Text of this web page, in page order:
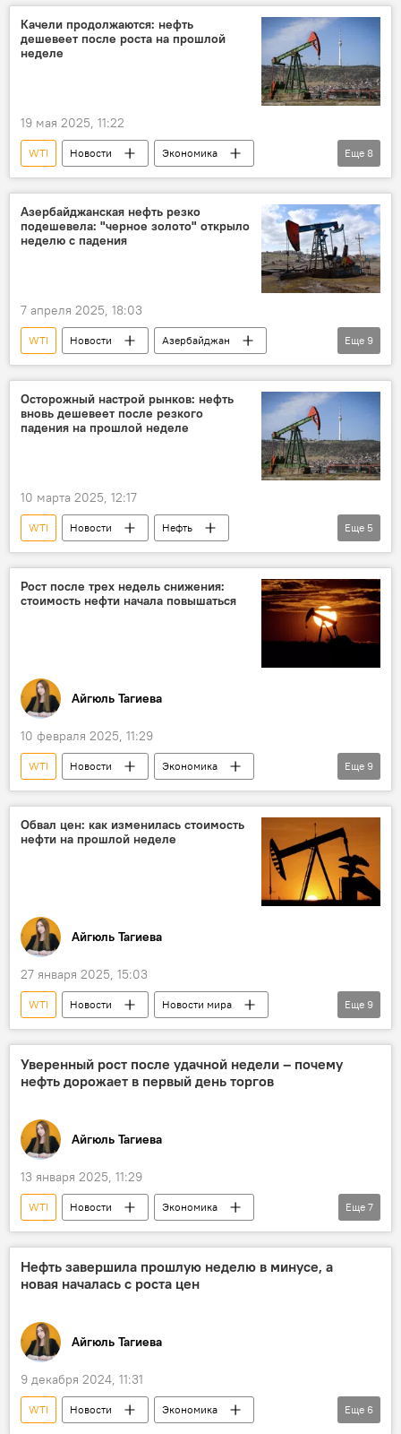
ОПЕК
ОПЕК+
Фьючерсы
Качели продолжаются: нефть
дешевеет после роста на прошлой
неделе
19 мая 2025, 11:22
WTI Новости
Экономика
Нефть
нефтегазовая отрасль
Цена нефти
Фьючерсы
биржа
Brent
Moody’s
США
Еще 8
Азербайджанская нефть резко
подешевела: "черное золото" открыло
неделю с падения
7 апреля 2025, 18:03
WTI Новости
Азербайджан
Экономика
энергетика
Нефть
Добыча нефти
Brent
Azeri Light
ОПЕК+
Еще 9
Осторожный настрой рынков: нефть
вновь дешевеет после резкого
падения на прошлой неделе
10 марта 2025, 12:17
WTI Новости
Нефть
нефтегазовая отрасль
Цена нефти
Еще 5
Рост после трех недель снижения:
стоимость нефти начала повышаться
Айгюль Тагиева
10 февраля 2025, 11:29
WTI Новости
Экономика
энергетика
нефтегазовая отрасль
Цена нефти
Фьючерсы
Brent
США
Мексика
Еще 9
Обвал цен: как изменилась стоимость
нефти на прошлой неделе
Айгюль Тагиева
27 января 2025, 15:03
WTI Новости
Новости мира
США
Экономика
энергетика
Цена нефти
Дональд Трамп
Инаугурация
Brent Фьючерсы
Еще 9
Уверенный рост после удачной недели – почему
нефть дорожает в первый день торгов
Айгюль Тагиева
13 января 2025, 11:29
WTI Новости
Экономика
энергетика
Нефть
Добыча нефти
нефтегазовая отрасль
Brent
Фьючерсы
Еще 7
Нефть завершила прошлую неделю в минусе, а
новая началась с роста цен
Айгюль Тагиева
9 декабря 2024, 11:31
WTI Новости
Экономика
Еще 6